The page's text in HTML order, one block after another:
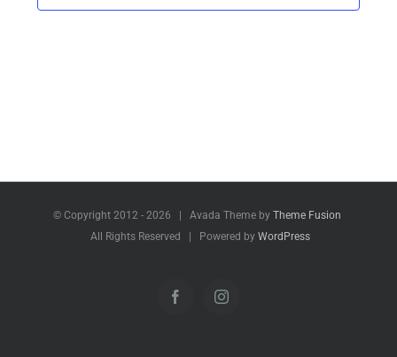
© Copyright 2012 - 2026 | Avada Theme by Theme Fusion
All Rights Reserved | Powered by WordPress
FacebookInstagram